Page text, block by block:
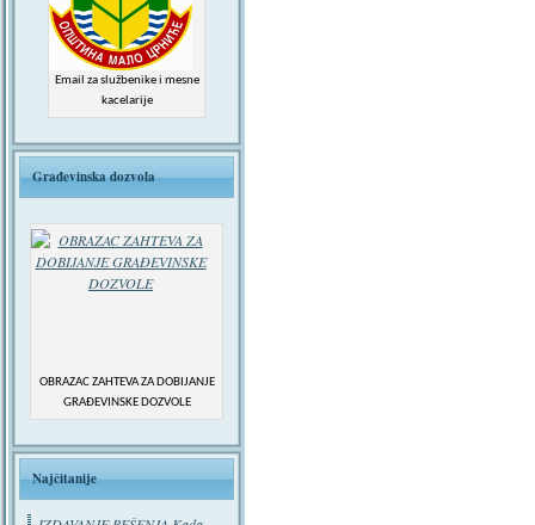
Email za službenike i mesne
kacelarije
Građevinska dozvola
OBRAZAC ZAHTEVA ZA DOBIJANJE
GRAĐEVINSKE DOZVOLE
Najčitanije